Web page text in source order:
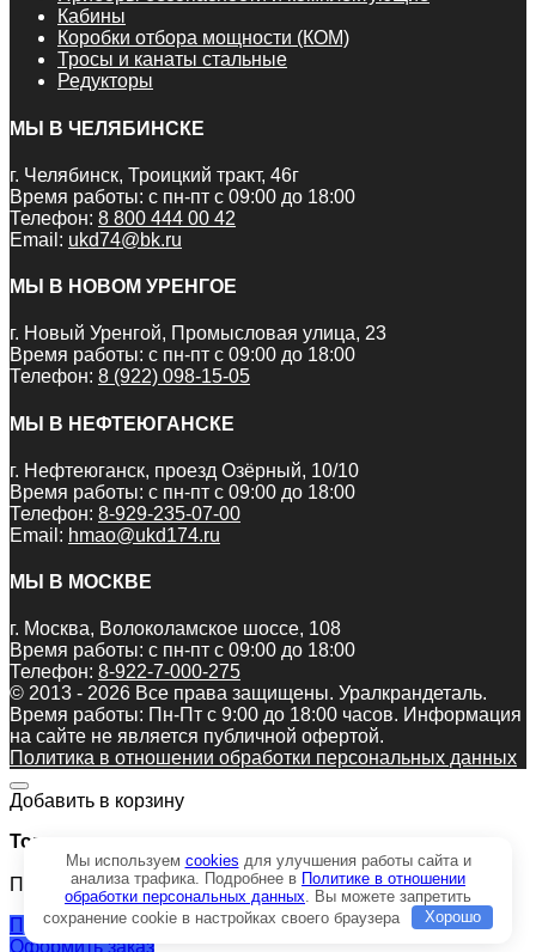
Кабины
Коробки отбора мощности (КОМ)
Тросы и канаты стальные
Редукторы
МЫ В ЧЕЛЯБИНСКЕ
г. Челябинск, Троицкий тракт, 46г
Время работы: с пн-пт с 09:00 до 18:00
Телефон: 8 800 444 00 42
Email: ukd74@bk.ru
МЫ В НОВОМ УРЕНГОЕ
г. Новый Уренгой, Промысловая улица, 23
Время работы: с пн-пт с 09:00 до 18:00
Телефон: 8 (922) 098-15-05
МЫ В НЕФТЕЮГАНСКЕ
г. Нефтеюганск, проезд Озёрный, 10/10
Время работы: с пн-пт с 09:00 до 18:00
Телефон: 8-929-235-07-00
Email: hmao@ukd174.ru
МЫ В МОСКВЕ
г. Москва, Волоколамское шоссе, 108
Время работы: с пн-пт с 09:00 до 18:00
Телефон: 8-922-7-000-275
© 2013 - 2026 Все права защищены. Уралкрандеталь.
Время работы: Пн-Пт c 9:00 до 18:00 часов. Информация
на сайте не является публичной офертой.
Политика в отношении обработки персональных данных
Добавить в корзину
Товар:
Прибор безопасности в сборе ОГМ-240-31
Продолжить покупки
Оформить заказ
Мы используем cookies для улучшения работы сайта и
анализа трафика. Подробнее в Политике в отношении
обработки персональных данных . Вы можете запретить
сохранение cookie в настройках своего браузера
Хорошо